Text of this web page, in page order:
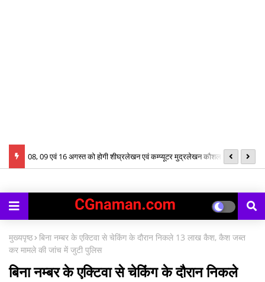
08, 09 एवं 16 अगस्त को होगी शीघ्रलेखन एवं कम्प्यूटर मुद्रलेखन कौशल परीक्षा
मुख्यपृष्ठ बिना नम्बर के एक्टिवा से चेकिंग के दौरान निकले 13 लाख कैश, कैश जब्त
कर मामले की जांच में जुटी पुलिस
बिना नम्बर के एक्टिवा से चेकिंग के दौरान निकले